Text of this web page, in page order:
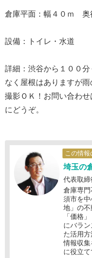
倉庫平面：幅４０ｍ
設備：トイレ・水道
詳細：渋谷から１００
なく屋根はありますが
撮影ＯＫ！お問い合わ
にどうぞ。
この情
埼玉の
代表取
倉庫専
須市を
地」の不
「価格
にバラ
た活用
情報収
に役立て